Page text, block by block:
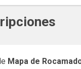
Mapa de